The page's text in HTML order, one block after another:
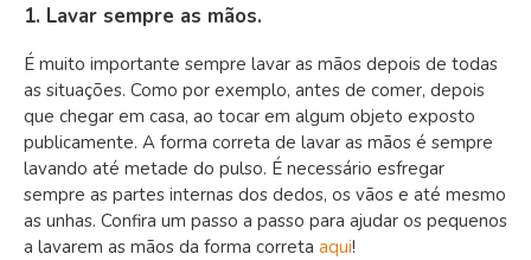
1. Lavar sempre as mãos.
É muito importante sempre lavar as mãos depois de todas
as situações. Como por exemplo, antes de comer, depois
que chegar em casa, ao tocar em algum objeto exposto
publicamente. A forma correta de lavar as mãos é sempre
lavando até metade do pulso. É necessário esfregar
sempre as partes internas dos dedos, os vãos e até mesmo
as unhas. Confira um passo a passo para ajudar os pequenos
a lavarem as mãos da forma correta aqui!